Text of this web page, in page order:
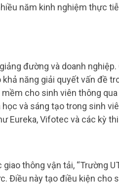
năm kinh nghiệm thực
đường và doanh
năng giải quyết vấn đề
cho sinh viên thông
và sáng tạo trong sinh
Eureka, Vifotec và các kỳ
thông vận tải, “Trường
Điều này tạo điều kiện cho